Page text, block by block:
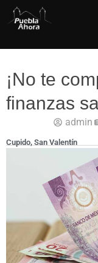
¡No te
finanzas
admin
Cupido, San Valentín